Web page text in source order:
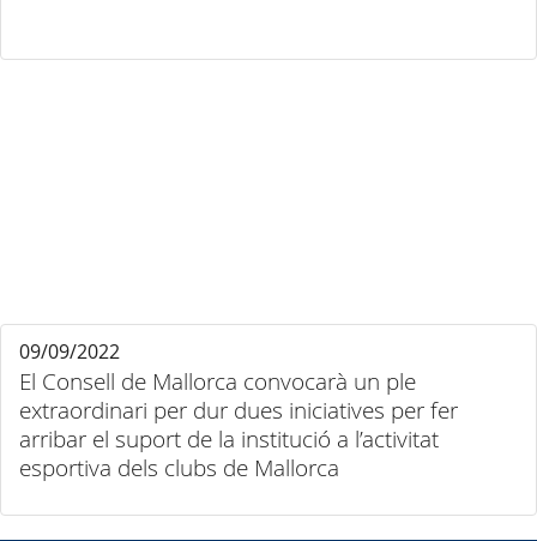
El Consell de Mallorca convocarà un ple
extraordinari per dur dues iniciatives per fer
arribar el suport de la institució a l’activitat
esportiva dels clubs de Mallorca
09/09/2022